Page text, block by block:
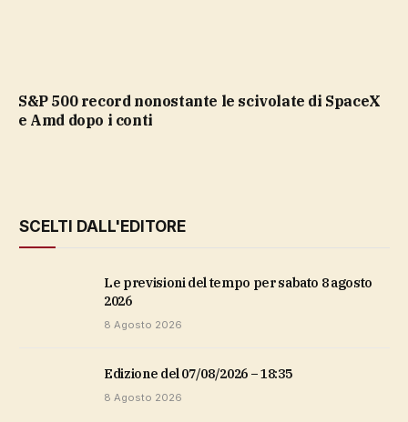
S&P 500 record nonostante le scivolate di SpaceX
e Amd dopo i conti
SCELTI DALL'EDITORE
Le previsioni del tempo per sabato 8 agosto
2026
8 Agosto 2026
Edizione del 07/08/2026 – 18:35
8 Agosto 2026